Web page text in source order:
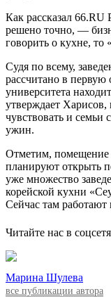
Как рассказал
решено точно, —
говорить о кухне, то
Судя по всему,
рассчитано в первую
университета
утверждает Харисов,
чувствовать и семьи
ужин.
Отметим, помещение
планируют открыть
уже множество
корейской кухни
Сейчас там
Читайте нас в
Марина Шулева
все публикации автора